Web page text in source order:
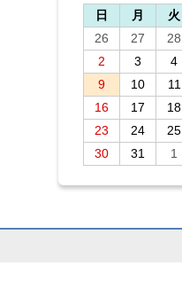
日 月 火
26
27 28
2
3 4
9
10 11
16
17 18
23
24 25
30
31 1